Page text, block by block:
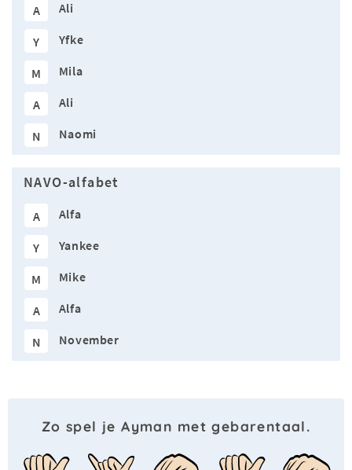
A Ali
Y Yfke
M Mila
A Ali
N Naomi
NAVO-alfabet
A Alfa
Y Yankee
M Mike
A Alfa
N November
Zo spel je Ayman met gebarentaal.